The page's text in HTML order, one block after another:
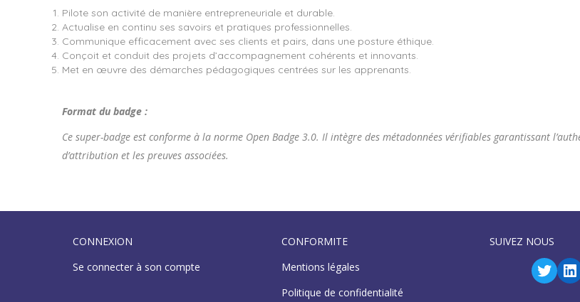
Pilote son activité de manière entrepreneuriale et durable.
Actualise en continu ses savoirs et pratiques professionnelles.
Communique efficacement avec ses clients et pairs, dans une posture éthique.
Conçoit et conduit des projets d’accompagnement cohérents et innovants.
Met en œuvre des démarches pédagogiques centrées sur les apprenants.
Format du badge :
Ce super-badge est conforme à la norme Open Badge 3.0. Il intègre des métadonnées vérifiables garantissant
d’attribution et les preuves associées.
CONNEXION
Se connecter à son compte
CONFORMITE
Mentions légales
Politique de confidentialité
SUIVEZ NOUS